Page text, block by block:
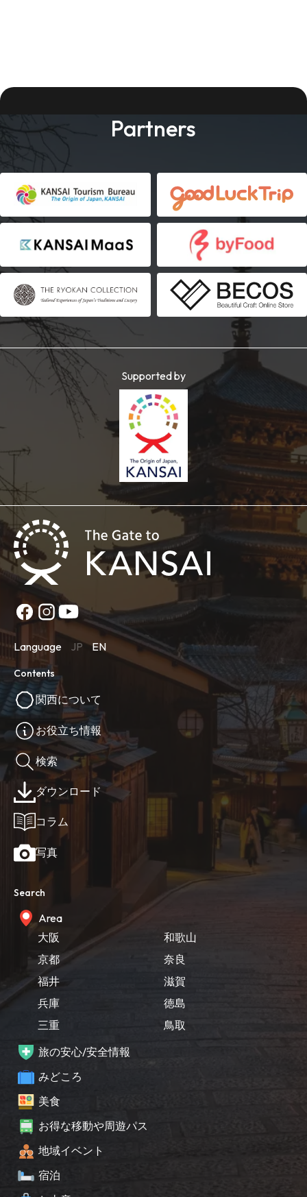
Partners
Supported by
Language JP EN
Contents
関西について
お役立ち情報
検索
ダウンロード
コラム
写真
Search
Area
大阪
京都
福井
兵庫
三重
和歌山
奈良
滋賀
徳島
鳥取
旅の安心/安全情報
みどころ
美食
お得な移動や周遊パス
地域イベント
宿泊